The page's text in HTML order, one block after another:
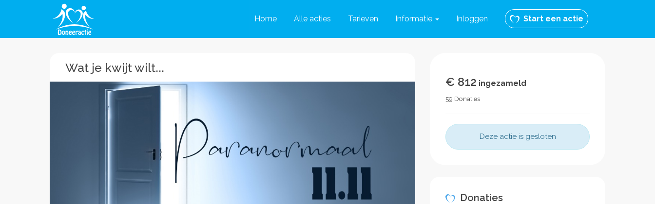
Home Alle acties Tarieven Informatie Inloggen Start een actie
Wat je kwijt wilt...
€ 812 ingezameld
59 Donaties
Deze actie is gesloten
Donaties